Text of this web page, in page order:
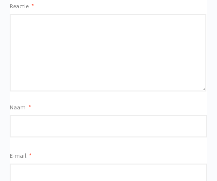
Reactie *
Naam *
E-mail *